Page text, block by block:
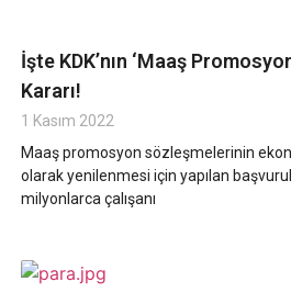
İşte KDK’nın ‘Maaş
Kararı!
1 Kasım 2022
Maaş promosyon sözleşmelerinin
olarak yenilenmesi için yapılan
milyonlarca çalışanı